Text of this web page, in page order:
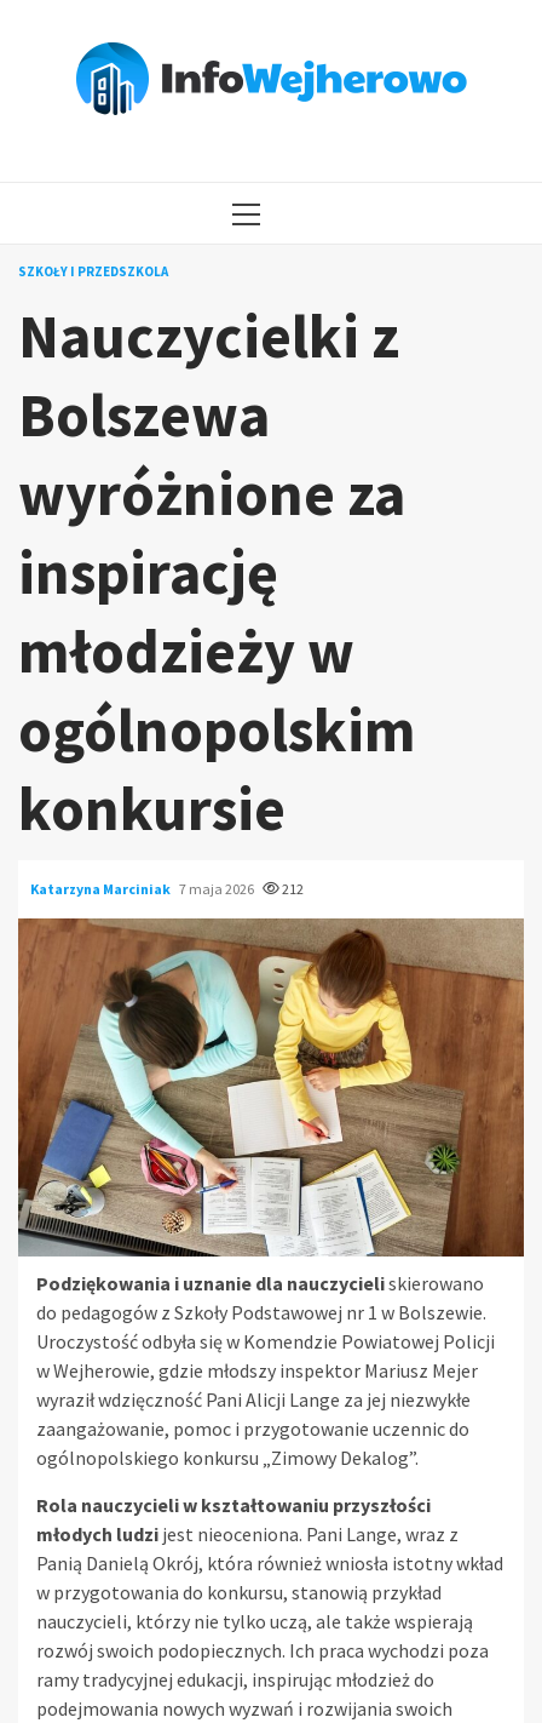
MENU
SZKOŁY I PRZEDSZKOLA
Nauczycielki z
Bolszewa
wyróżnione za
inspirację
młodzieży w
ogólnopolskim
konkursie
Katarzyna Marciniak 7 maja 2026 212
Podziękowania i uznanie dla nauczycieliskierowano
do pedagogów z Szkoły Podstawowej nr 1 w Bolszewie.
Uroczystość odbyła się w Komendzie Powiatowej Policji
w Wejherowie, gdzie młodszy inspektor Mariusz Mejer
wyraził wdzięczność Pani Alicji Lange za jej niezwykłe
zaangażowanie, pomoc i przygotowanie uczennic do
ogólnopolskiego konkursu „Zimowy Dekalog”.
Rola nauczycieli w kształtowaniu przyszłości
młodych ludzi jest nieoceniona. Pani Lange, wraz z
Panią Danielą Okrój, która również wniosła istotny wkład
w przygotowania do konkursu, stanowią przykład
nauczycieli, którzy nie tylko uczą, ale także wspierają
rozwój swoich podopiecznych. Ich praca wychodzi poza
ramy tradycyjnej edukacji, inspirując młodzież do
podejmowania nowych wyzwań i rozwijania swoich